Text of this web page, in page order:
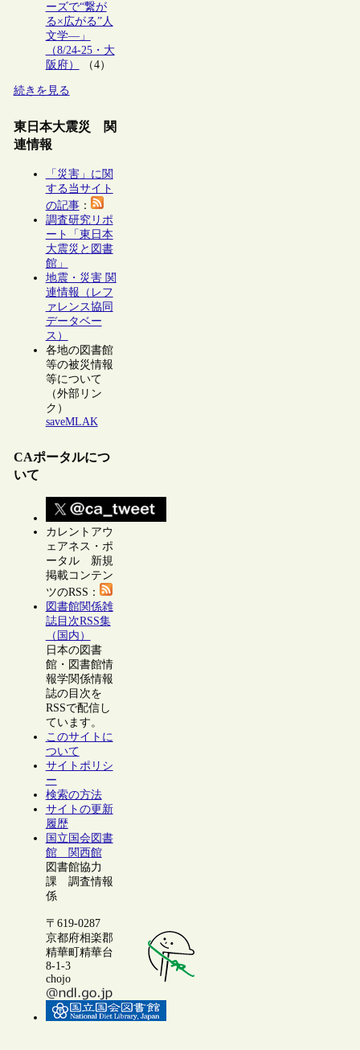
ーズで“繋が
る×広がる”人
文学―」
（8/24-25・大
阪府）
（4）
続きを見る
東日本大震災 関
連情報
「災害」に関
する当サイト
の記事：
調査研究リポ
ート「東日本
大震災と図書
館」
地震・災害 関
連情報（レフ
ァレンス協同
データベー
ス）
各地の図書館
等の被災情報
等について
（外部リン
ク）
saveMLAK
CAポータルにつ
いて
カレントアウ
ェアネス・ポ
ータル 新規
掲載コンテン
ツのRSS：
図書館関係雑
誌目次RSS集
（国内）
日本の図書
館・図書館情
報学関係情報
誌の目次を
RSSで配信し
ています。
このサイトに
ついて
サイトポリシ
ー
検索の方法
サイトの更新
履歴
国立国会図書
館 関西館
図書館協力
課 調査情報
係
〒619-0287
京都府相楽郡
精華町精華台
8-1-3
chojo